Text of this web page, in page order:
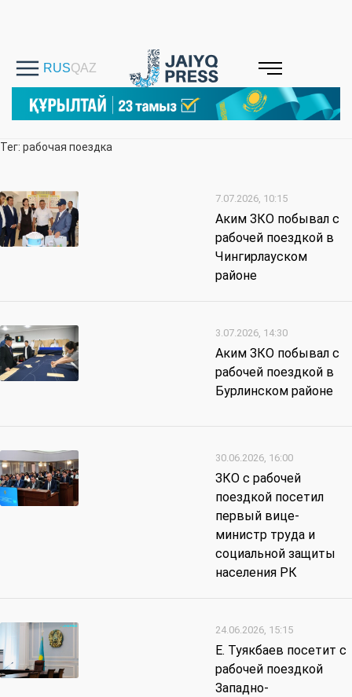
Тег: рабочая поездка
7.07.2026, 10:15
Аким ЗКО побывал с
рабочей поездкой в
Чингирлауском
районе
3.07.2026, 14:30
Аким ЗКО побывал с
рабочей поездкой в
Бурлинском районе
30.06.2026, 16:00
ЗКО с рабочей
поездкой посетил
первый вице-
министр труда и
социальной защиты
населения РК
24.06.2026, 15:15
Е. Туякбаев посетит с
рабочей поездкой
Западно-